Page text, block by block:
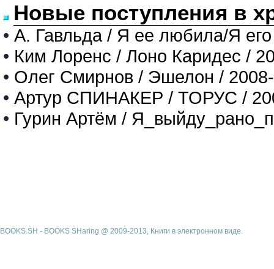
Новые поступления в
• А. Гавльда / Я ее любила/Я
• Ким Лоренс / Лоно Каридес /
• Олег Смирнов / Эшелон /
• Артур СПИНАКЕР / ТОРУС /
• Гурин Артём /
BOOKS.SH - BOOKS SHaring @ 2009-2013, Книги в электронном виде.